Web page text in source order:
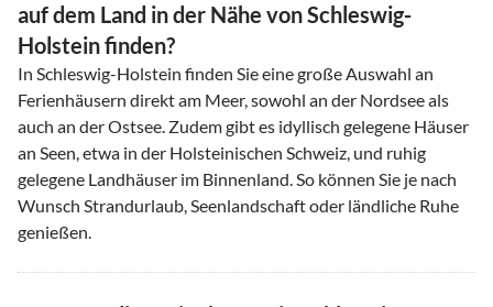
auf dem Land in der Nähe von Schleswig-
Holstein finden?
In Schleswig-Holstein finden Sie eine große Auswahl an
Ferienhäusern direkt am Meer, sowohl an der Nordsee als
auch an der Ostsee. Zudem gibt es idyllisch gelegene Häuser
an Seen, etwa in der Holsteinischen Schweiz, und ruhig
gelegene Landhäuser im Binnenland. So können Sie je nach
Wunsch Strandurlaub, Seenlandschaft oder ländliche Ruhe
genießen.